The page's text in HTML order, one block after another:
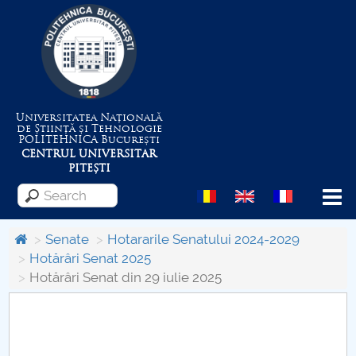
Universitatea Națională
de Știință și Tehnologie
POLITEHNICABucurești
CENTRUL UNIVERSITAR
PITEȘTI
Menu
About the University
Senate
Hotararile Senatului 2024-2029
Hotărâri Senat 2025
Hotărâri Senat din 29 iulie 2025